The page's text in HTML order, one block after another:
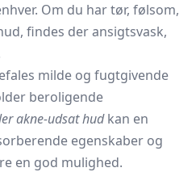
Om du har tør, følsom,
findes der ansigtsvask,
milde og fugtgivende
beroligende
akne-udsat hudkan en
egenskaber og
en god mulighed.